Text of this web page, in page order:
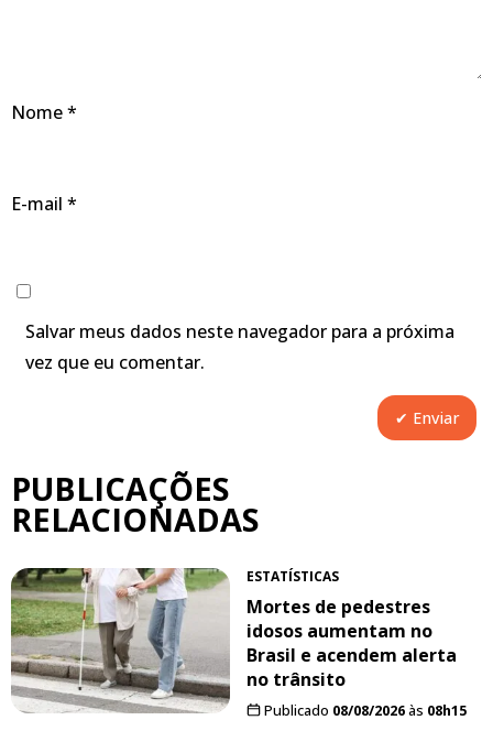
Nome*
E-mail *
Salvar meus dados neste navegador para a próxima
vez que eu comentar.
PUBLICAÇÕES
RELACIONADAS
ESTATÍSTICAS
Mortes de pedestres
idosos aumentam no
Brasil e acendem alerta
no trânsito
Publicado 08/08/2026às 08h15